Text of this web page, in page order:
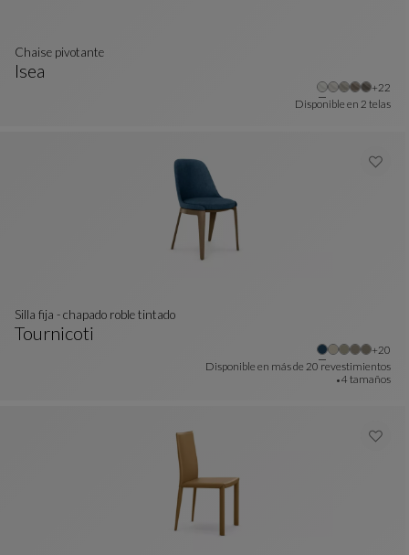
Isea
chaise pivotante
+22Otros
Disponible en 2 telas
Tournicoti
Silla fija - chapado roble tintado
+20Otros
Disponible en más de 20 revestimientos
4 tamaños